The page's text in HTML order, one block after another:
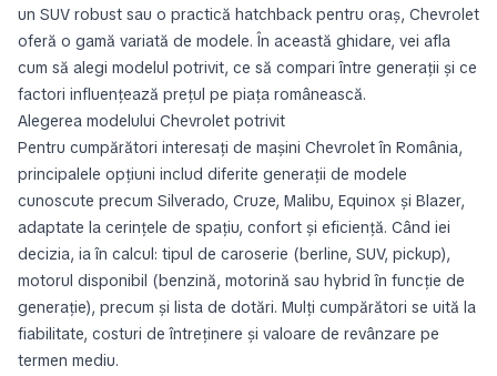
un SUV robust sau o practică hatchback pentru oraș, Chevrolet
oferă o gamă variată de modele. În această ghidare, vei afla
cum să alegi modelul potrivit, ce să compari între generații și ce
factori influențează prețul pe piața românească.
Alegerea modelului Chevrolet potrivit
Pentru cumpărători interesați de mașini Chevrolet în România,
principalele opțiuni includ diferite generații de modele
cunoscute precum Silverado, Cruze, Malibu, Equinox și Blazer,
adaptate la cerințele de spațiu, confort și eficiență. Când iei
decizia, ia în calcul: tipul de caroserie (berline, SUV, pickup),
motorul disponibil (benzină, motorină sau hybrid în funcție de
generație), precum și lista de dotări. Mulți cumpărători se uită la
fiabilitate, costuri de întreținere și valoare de revânzare pe
termen mediu.